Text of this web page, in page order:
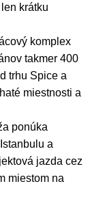
krátku
komplex
takmer 400
trhu Spice a
miestnosti a
ponúka
a
jazda cez
miestom na